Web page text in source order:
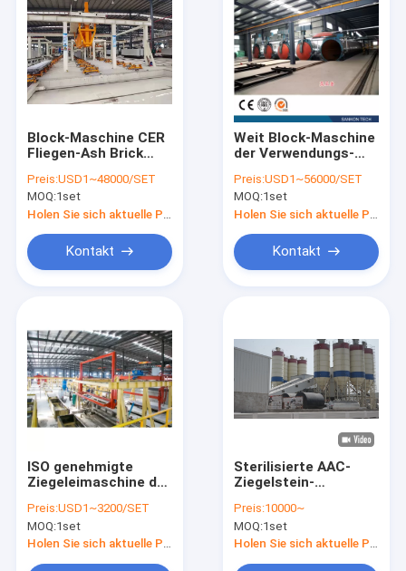
Block-Maschine CER
Fliegen-Ash Brick
Preis:USD1~48000/SET
MOQ:1set
Kontakt
Weit Block-Maschine
der Verwendungs-
Autoklav-AAC
Preis:USD1~56000/SET
MOQ:1set
Kontakt
ISO genehmigte
Ziegeleimaschine der
Preis:USD1~3200/SET
MOQ:1set
Holen Sie sich aktuelle Preis
Sterilisierte AAC-
Ziegelstein-
für Aac-Block, der
Anlage macht
Preis:10000~
MOQ:1set
Holen Sie sich aktuelle Preis